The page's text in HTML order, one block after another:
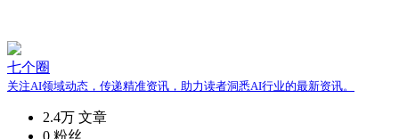
七个圈
关注AI领域动态，传递精准资讯，助力读者洞悉AI行业的最新资讯。
2.4万 文章